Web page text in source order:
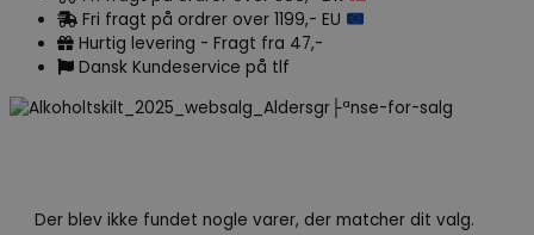
Fri fragt på ordrer over 1199,- EU
Hurtig levering - Fragt fra 47,-
Dansk Kundeservice på tlf
Der blev ikke fundet nogle varer, der matcher dit valg.